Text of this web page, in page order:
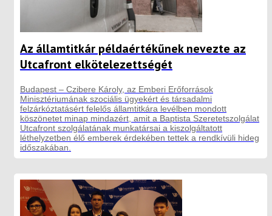
Az államtitkár példaértékűnek nevezte az
Utcafront elkötelezettségét
Budapest – Czibere Károly, az Emberi Erőforrások
Minisztériumának szociális ügyekért és társadalmi
felzárkóztatásért felelős államtitkára levélben mondott
köszönetet minap mindazért, amit a Baptista Szeretetszolgálat
Utcafront szolgálatának munkatársai a kiszolgáltatott
léthelyzetben élő emberek érdekében tettek a rendkívüli hideg
időszakában.